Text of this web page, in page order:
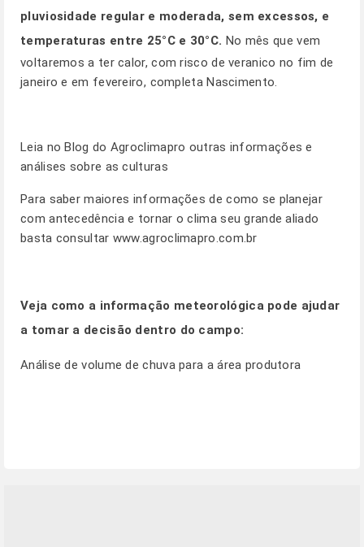
pluviosidade regular e moderada, sem excessos, e
temperaturas entre 25°C e 30°C. No mês que vem
voltaremos a ter calor, com risco de veranico no fim de
janeiro e em fevereiro, completa Nascimento.
Leia no Blog do Agroclimapro outras informações e
análises sobre as culturas
Para saber maiores informações de como se planejar
com antecedência e tornar o clima seu grande aliado
basta consultar www.agroclimapro.com.br
Veja como a informação meteorológica pode ajudar
a tomar a decisão dentro do campo:
Análise de volume de chuva para a área produtora